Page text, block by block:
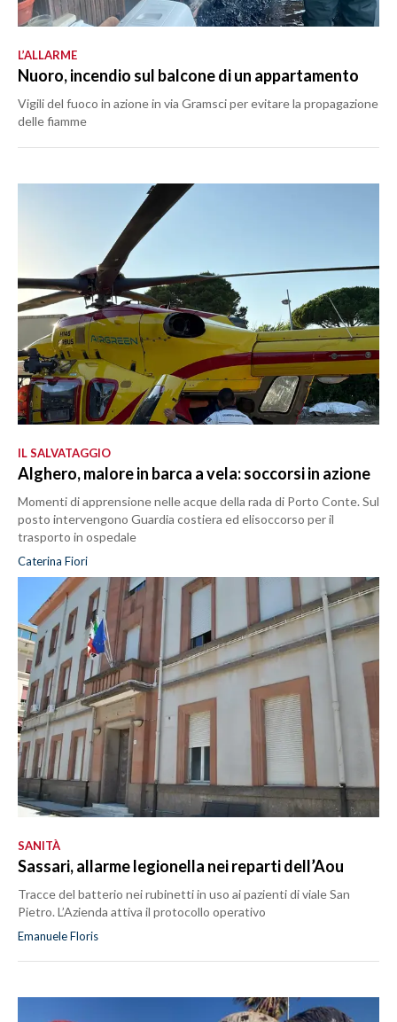
L’ALLARME
Nuoro, incendio sul balcone di un appartamento
Vigili del fuoco in azione in via Gramsci per evitare la propagazione
delle fiamme
IL SALVATAGGIO
Alghero, malore in barca a vela: soccorsi in azione
Momenti di apprensione nelle acque della rada di Porto Conte. Sul
posto intervengono Guardia costiera ed elisoccorso per il
trasporto in ospedale
Caterina Fiori
SANITÀ
Sassari, allarme legionella nei reparti dell’Aou
Tracce del batterio nei rubinetti in uso ai pazienti di viale San
Pietro. L’Azienda attiva il protocollo operativo
Emanuele Floris